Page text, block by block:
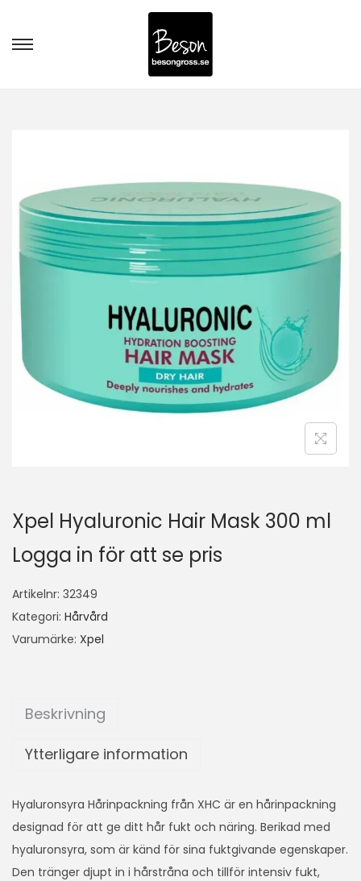
Xpel Hyaluronic Hair Mask 300 ml
Logga in för att se pris
Artikelnr: 32349
Kategori: Hårvård
Varumärke: Xpel
Beskrivning
Ytterligare information
Hyaluronsyra Hårinpackning från XHC är en hårinpackning
designad för att ge ditt hår fukt och näring. Berikad med
hyaluronsyra, som är känd för sina fuktgivande egenskaper.
Den tränger djupt in i hårstråna och tillför intensiv fukt,